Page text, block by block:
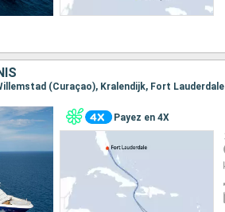
(Curaçao), Kralendijk, Fort Lauderdale
Payez en 4X